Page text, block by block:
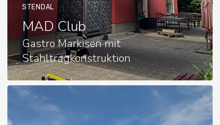
STENDAL
MAD Club
Gastro Markisen mit
Stahltragkonstruktion